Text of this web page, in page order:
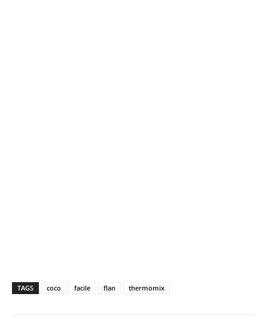
TAGS coco facile flan thermomix